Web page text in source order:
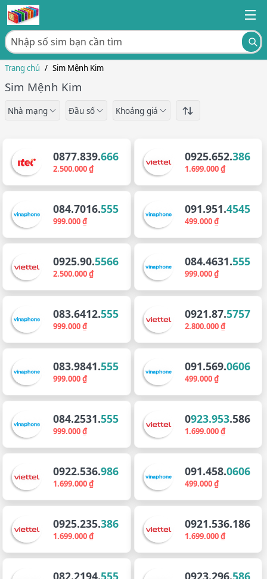
Trang chủ / Sim Mệnh Kim
Sim Mệnh Kim
Nhà mạng Đầu số Khoảng giá
0877.839.666
2.500.000 ₫
0925.652.386
1.699.000 ₫
084.7016.555
999.000 ₫
091.951.4545
499.000 ₫
0925.90.5566
2.500.000 ₫
084.4631.555
999.000 ₫
083.6412.555
999.000 ₫
0921.87.5757
2.800.000 ₫
083.9841.555
999.000 ₫
091.569.0606
499.000 ₫
084.2531.555
999.000 ₫
0923.953.586
1.699.000 ₫
0922.536.986
1.699.000 ₫
091.458.0606
499.000 ₫
0925.235.386
1.699.000 ₫
0921.536.186
1.699.000 ₫